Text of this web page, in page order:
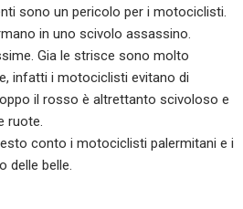
sono un pericolo per i motociclisti.
in uno scivolo assassino.
Gia le strisce sono molto
infatti i motociclisti evitano di
il rosso è altrettanto scivoloso e
ruote.
conto i motociclisti palermitani e i
delle belle.